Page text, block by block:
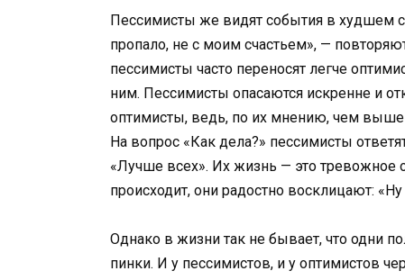
Пессимисты же видят события в худшем
пропало, не с моим счастьем», —
пессимисты часто переносят легче
ним. Пессимисты опасаются искренне и
оптимисты, ведь, по их мнению, чем
На вопрос «Как дела?» пессимисты
«Лучше всех». Их жизнь — это тревожное
происходит, они радостно восклицают:
Однако в жизни так не бывает, что одни
пинки. И у пессимистов, и у оптимистов